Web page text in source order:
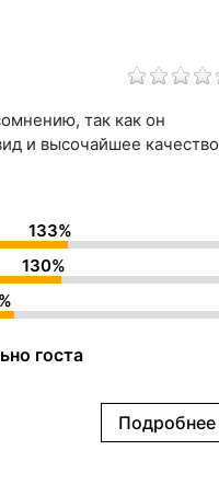
так как он
и высочайшее качество
133%
130%
госта
Подробнее